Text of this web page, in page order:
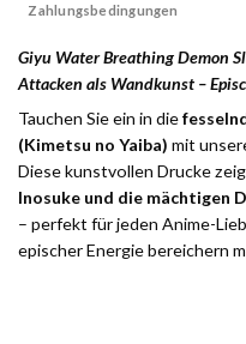
Zahlungsbedingungen
Giyu Water Breathing Demon
Attacken als Wandkunst –
Tauchen Sie ein in die
(Kimetsu no Yaiba) mit
Diese kunstvollen Drucke
Inosuke und die mächtigen
– perfekt für jeden Anime-
epischer Energie bereichern